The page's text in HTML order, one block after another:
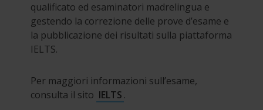
qualificato ed esaminatori madrelingua e
gestendo la correzione delle prove d’esame e
la pubblicazione dei risultati sulla piattaforma
IELTS.
Per maggiori informazioni sull’esame,
consulta il sito IELTS .